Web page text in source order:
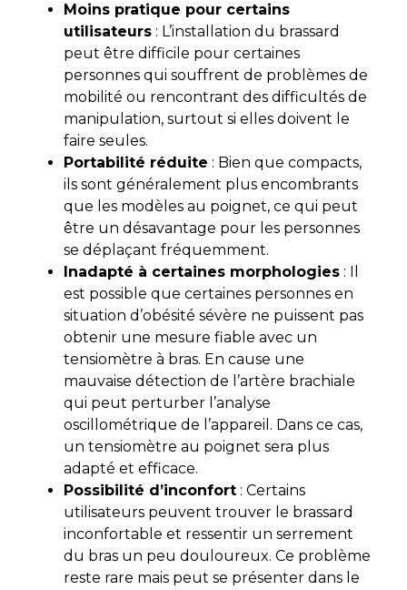
Moins pratique pour certains
utilisateurs : L’installation du brassard
peut être difficile pour certaines
personnes qui souffrent de problèmes de
mobilité ou rencontrant des difficultés de
manipulation, surtout si elles doivent le
faire seules.
Portabilité réduite : Bien que compacts,
ils sont généralement plus encombrants
que les modèles au poignet, ce qui peut
être un désavantage pour les personnes
se déplaçant fréquemment.
Inadapté à certaines morphologies : Il
est possible que certaines personnes en
situation d’obésité sévère ne puissent pas
obtenir une mesure fiable avec un
tensiomètre à bras. En cause une
mauvaise détection de l’artère brachiale
qui peut perturber l’analyse
oscillométrique de l’appareil. Dans ce cas,
un tensiomètre au poignet sera plus
adapté et efficace.
Possibilité d’inconfort : Certains
utilisateurs peuvent trouver le brassard
inconfortable et ressentir un serrement
du bras un peu douloureux. Ce problème
reste rare mais peut se présenter dans le